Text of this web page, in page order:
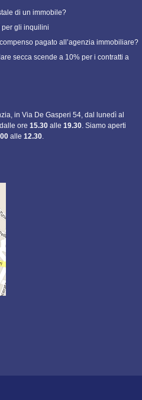
di un immobile?
gli inquilini
pagato all’agenzia immobiliare?
secca scende a 10% per i contratti a
in Via De Gasperi 54, dal lunedì al
dalle ore 15.30 alle 19.30. Siamo aperti
alle 12.30.